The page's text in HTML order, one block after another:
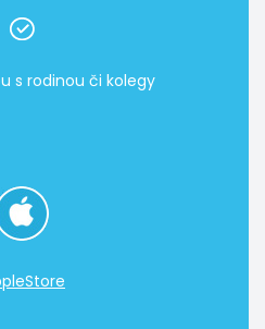
s rodinou či kolegy